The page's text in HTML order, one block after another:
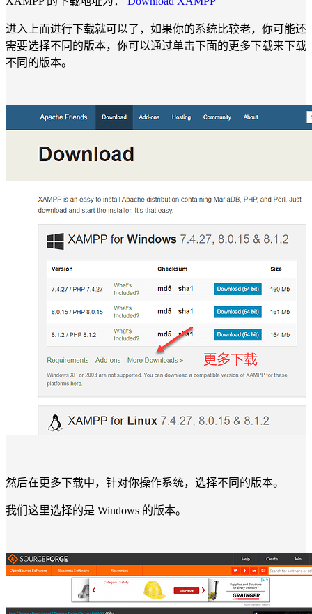
进入上面进行下载就可以了，如果你的系统比较老，你可能还
需要选择不同的版本，你可以通过单击下面的更多下载来下载
不同的版本。
然后在更多下载中，针对你操作系统，选择不同的版本。
我们这里选择的是 Windows 的版本。